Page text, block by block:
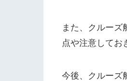
また、クルー
点や注意してお
今後、クルーズ